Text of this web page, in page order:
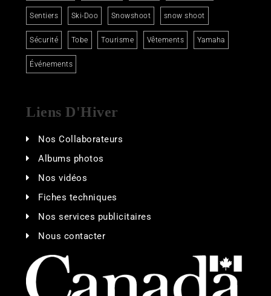
Sentiers Ski-Doo Snowshoot snow shoot
Sécurité Tobe Tourisme Vêtements Yamaha
Événements
Liens D'Hiver
Nos Collaborateurs
Albums photos
Nos vidéos
Fiches techniques
Nos services publicitaires
Nous contacter